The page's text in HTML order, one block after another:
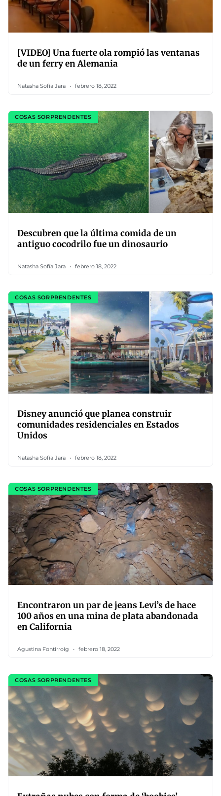
[VIDEO] Una fuerte ola rompió las ventanas
de un ferry en Alemania
Natasha Sofía Jara febrero 18, 2022
COSAS SORPRENDENTES
Descubren que la última comida de un
antiguo cocodrilo fue un dinosaurio
Natasha Sofía Jara febrero 18, 2022
COSAS SORPRENDENTES
Disney anunció que planea construir
comunidades residenciales en Estados
Unidos
Natasha Sofía Jara febrero 18, 2022
COSAS SORPRENDENTES
Encontraron un par de jeans Levi’s de hace
100 años en una mina de plata abandonada
en California
Agustina Fontirroig febrero 18, 2022
COSAS SORPRENDENTES